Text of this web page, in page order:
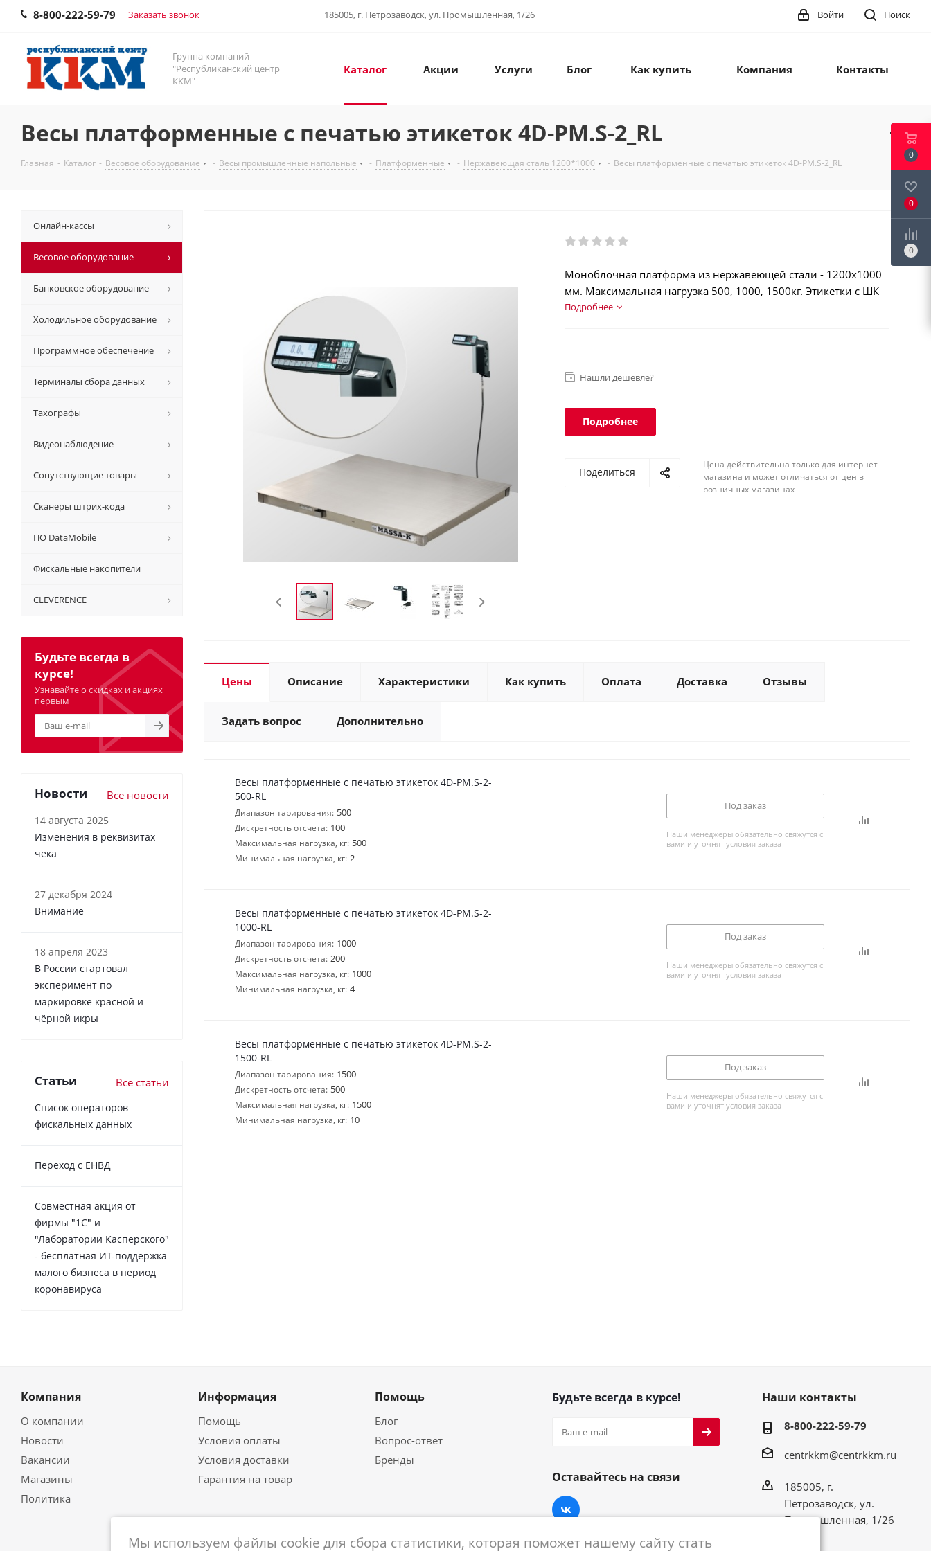
8-800-222-59-79 Заказать звонок 185005, г. Петрозаводск, ул. Промышленная, 1/26 Поиск
Войти
Группа компаний
"Республиканский центр
ККМ"
Каталог Акции Услуги Блог Как купить Компания Контакты
Весы платформенные с печатью этикеток 4D-PM.S-2_RL
Главная - Каталог - Весовое оборудование - Весы промышленные напольные - Платформенные - Нержавеющая сталь 1200*1000 - Весы платформенные с печатью этикеток 4D-PM.S-2_RL
Моноблочная платформа из нержавеющей стали - 1200х1000
мм. Максимальная нагрузка 500, 1000, 1500кг. Этикетки с ШК
(EAN13…EAN128, GS1 Databar). Интеграция в учетные
Подробнее
Нашли дешевле?
Подробнее
Поделиться
Цена действительна только для интернет-
магазина и может отличаться от цен в
розничных магазинах
Цены Описание Характеристики Как купить Оплата Доставка Отзывы
Задать вопрос Дополнительно
Весы платформенные с печатью этикеток 4D-PM.S-2-
500-RL
Диапазон тарирования: 500
Дискретность отсчета: 100
Максимальная нагрузка, кг: 500
Минимальная нагрузка, кг: 2
Под заказ
Наши менеджеры обязательно свяжутся с
вами и уточнят условия заказа
Весы платформенные с печатью этикеток 4D-PM.S-2-
1000-RL
Диапазон тарирования: 1000
Дискретность отсчета: 200
Максимальная нагрузка, кг: 1000
Минимальная нагрузка, кг: 4
Под заказ
Наши менеджеры обязательно свяжутся с
вами и уточнят условия заказа
Весы платформенные с печатью этикеток 4D-PM.S-2-
1500-RL
Диапазон тарирования: 1500
Дискретность отсчета: 500
Максимальная нагрузка, кг: 1500
Минимальная нагрузка, кг: 10
Под заказ
Наши менеджеры обязательно свяжутся с
вами и уточнят условия заказа
Онлайн-кассы
Весовое оборудование
Банковское оборудование
Холодильное оборудование
Программное обеспечение
Терминалы сбора данных
Тахографы
Видеонаблюдение
Сопутствующие товары
Сканеры штрих-кода
ПО DataMobile
Фискальные накопители
CLEVERENCE
Будьте всегда в
курсе!
Узнавайте о скидках и акциях
первым
Новости Все новости
14 августа 2025
Изменения в реквизитах
чека
27 декабря 2024
Внимание
18 апреля 2023
В России cтартовал
эксперимент по
маркировке красной и
чёрной икры
Статьи Все статьи
Список операторов
фискальных данных
Переход с ЕНВД
Совместная акция от
фирмы "1С" и
"Лаборатории Касперского"
- бесплатная ИТ-поддержка
малого бизнеса в период
коронавируса
Компания
О компании
Новости
Вакансии
Магазины
Политика
Информация
Помощь
Условия оплаты
Условия доставки
Гарантия на товар
Помощь
Блог
Вопрос-ответ
Бренды
Будьте всегда в курсе!
Оставайтесь на связи
Наши контакты
8-800-222-59-79
centrkkm@centrkkm.ru
185005, г.
Петрозаводск, ул.
Промышленная, 1/26
Мы используем файлы cookie для сбора статистики, которая поможет нашему сайту стать
0
0
0